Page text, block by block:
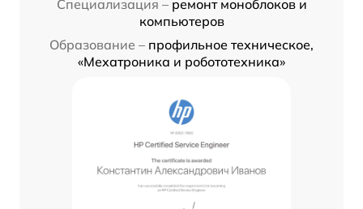
Специализация – ремонт моноблоков и
компьютеров
Образование – профильное техническое,
«Мехатроника и робототехника»